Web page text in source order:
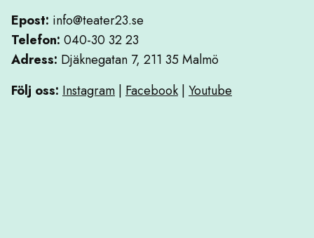
Epost: info@teater23.se
Telefon: 040-30 32 23
Adress: Djäknegatan 7, 211 35 Malmö
Följ oss: Instagram Facebook Youtube